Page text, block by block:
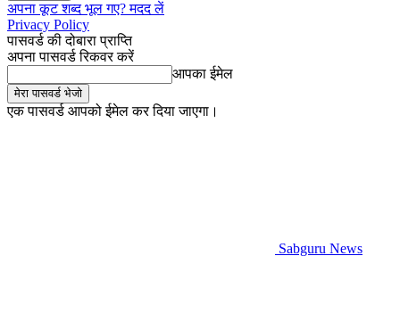
अपना कूट शब्द भूल गए? मदद लें
Privacy Policy
पासवर्ड की दोबारा प्राप्ति
अपना पासवर्ड रिकवर करें
आपका ईमेल
एक पासवर्ड आपको ईमेल कर दिया जाएगा।
Sabguru News